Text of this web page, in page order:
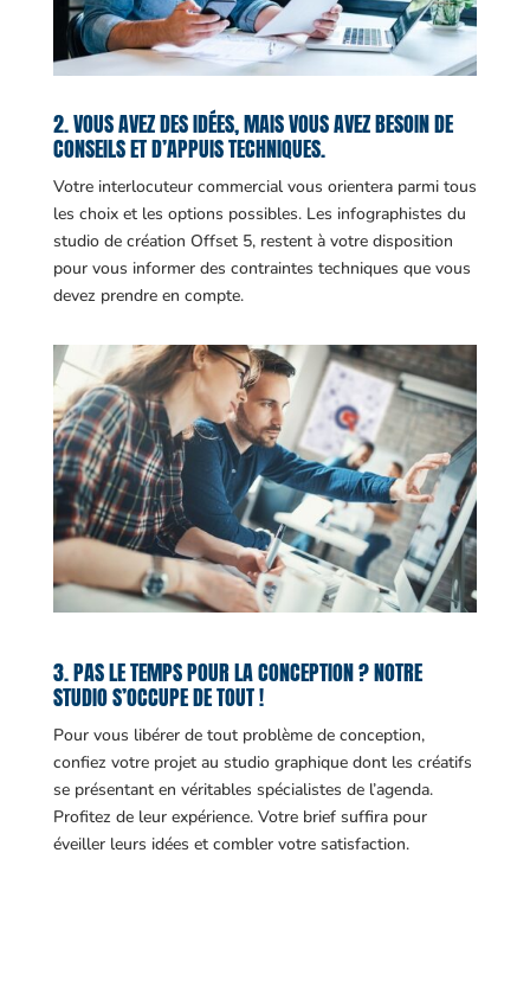
2. VOUS AVEZ DES IDÉES, MAIS VOUS AVEZ BESOIN DE
CONSEILS ET D’APPUIS TECHNIQUES.
Votre interlocuteur commercial vous orientera parmi tous
les choix et les options possibles. Les infographistes du
studio de création Offset 5, restent à votre disposition
pour vous informer des contraintes techniques que vous
devez prendre en compte.
3. PAS LE TEMPS POUR LA CONCEPTION ? NOTRE
STUDIO S’OCCUPE DE TOUT !
Pour vous libérer de tout problème de conception,
confiez votre projet au studio graphique dont les créatifs
se présentant en véritables spécialistes de l’agenda.
Profitez de leur expérience. Votre brief suffira pour
éveiller leurs idées et combler votre satisfaction.